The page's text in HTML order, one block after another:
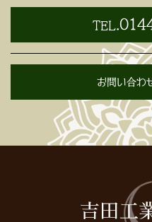
TEL.
お問い合わ